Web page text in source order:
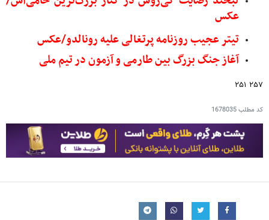
عکس
تیتر عجیب روزنامه پرتغالی علیه رونالدو/عکس
آغاز جنگ بزرگ بین طارمی و آزمون در تیم ملی
۲۵۷ ۲۵۱
کد مطلب1678035